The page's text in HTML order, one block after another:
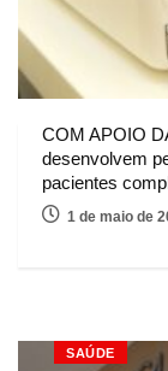
COM APOIO
desenvolvem
pacientes
1 de maio de
SAÚDE